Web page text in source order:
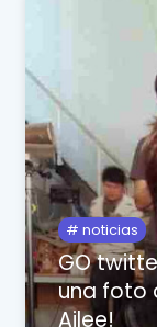
noticias
GO
una foto
Ailee!